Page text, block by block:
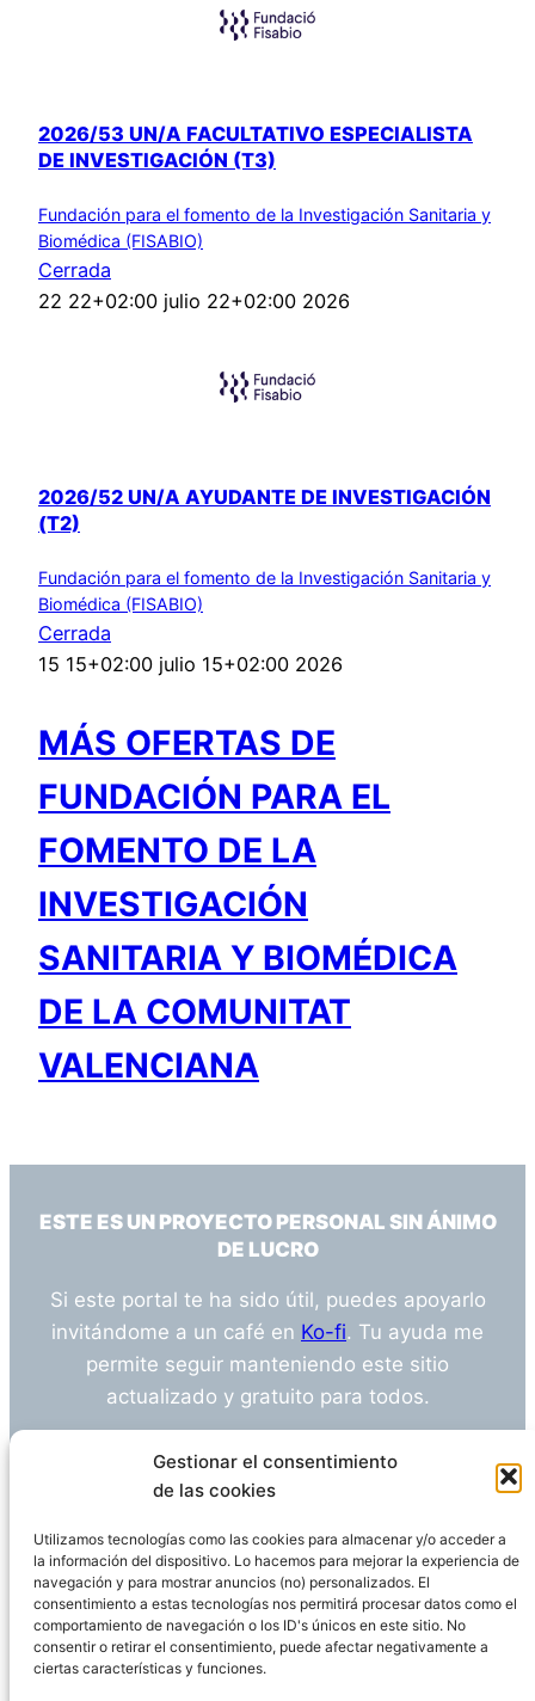
Gestionar el consentimiento
de las cookies
Utilizamos tecnologías como las cookies para almacenar y/o acceder a
la información del dispositivo. Lo hacemos para mejorar la experiencia de
navegación y para mostrar anuncios (no) personalizados. El
consentimiento a estas tecnologías nos permitirá procesar datos como el
comportamiento de navegación o los ID's únicos en este sitio. No
consentir o retirar el consentimiento, puede afectar negativamente a
ciertas características y funciones.
2026/53 UN/A FACULTATIVO ESPECIALISTA
DE INVESTIGACIÓN (T3)
Fundación para el fomento de la Investigación Sanitaria y
Biomédica (FISABIO)
Cerrada
22 22+02:00 julio 22+02:00 2026
2026/52 UN/A AYUDANTE DE INVESTIGACIÓN
(T2)
Fundación para el fomento de la Investigación Sanitaria y
Biomédica (FISABIO)
Cerrada
15 15+02:00 julio 15+02:00 2026
MÁS OFERTAS DE
FUNDACIÓN PARA EL
FOMENTO DE LA
INVESTIGACIÓN
SANITARIA Y BIOMÉDICA
DE LA COMUNITAT
VALENCIANA
ESTE ES UN PROYECTO PERSONAL SIN ÁNIMO
DE LUCRO
Si este portal te ha sido útil, puedes apoyarlo
invitándome a un café en Ko-fi. Tu ayuda me
permite seguir manteniendo este sitio
actualizado y gratuito para todos.
¿Tienes alguna duda o sugerencia? Escríbeme
info@empleosanitarioinvestigacion.es
Descargo de Responsabilidad
Declaración de Privacidad Política de cookies